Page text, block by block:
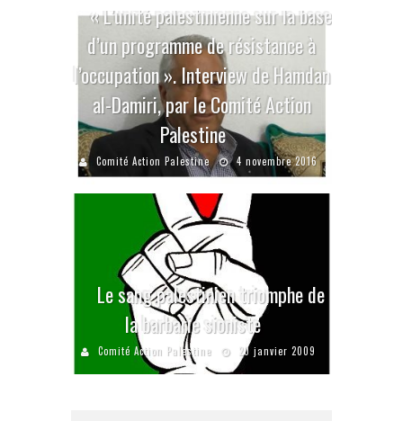
« L’unité palestinienne sur la base
d’un programme de résistance à
l’occupation ». Interview de Hamdan
al-Damiri, par le Comité Action
Palestine
Comité Action Palestine 4 novembre 2016
Le sang palestinien triomphe de
la barbarie sioniste
Comité Action Palestine 20 janvier 2009